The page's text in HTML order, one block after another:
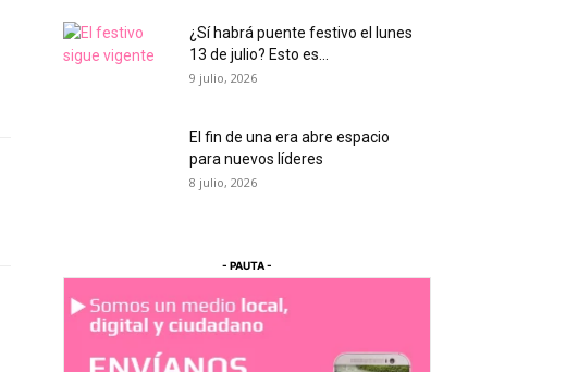
¿Sí habrá puente festivo el lunes
13 de julio? Esto es...
9 julio, 2026
El fin de una era abre espacio
para nuevos líderes
8 julio, 2026
- PAUTA -